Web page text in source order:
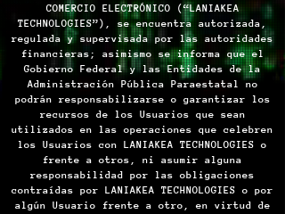
COMERCIO ELECTRÓNICO (“LANIAKEA
TECHNOLOGIES”), se encuentra autorizada,
regulada y supervisada por las autoridades
financieras; asimismo se informa que el
Gobierno Federal y las Entidades de la
Administración Pública Paraestatal no
podrán responsabilizarse o garantizar los
recursos de los Usuarios que sean
utilizados en las operaciones que celebren
los Usuarios con LANIAKEA TECHNOLOGIES o
frente a otros, ni asumir alguna
responsabilidad por las obligaciones
contraídas por LANIAKEA TECHNOLOGIES o por
algún Usuario frente a otro, en virtud de